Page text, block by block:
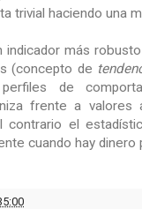
trivial haciendo una
indicador más
(concepto de
de
frente a valores
el
cuando hay dinero